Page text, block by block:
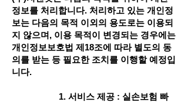
정보를 처리합니다. 처리하고 있는 개인정
보는 다음의 목적 이외의 용도로는 이용되
지 않으며, 이용 목적이 변경되는 경우에는
개인정보보호법 제18조에 따라 별도의 동
의를 받는 등 필요한 조치를 이행할 예정입
니다.
1. 서비스 제공 : 실손보험 빠